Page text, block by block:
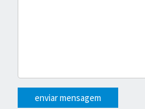
enviar mensagem